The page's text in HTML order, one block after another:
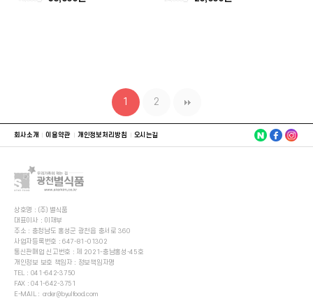
1 2
회사소개 이용약관 개인정보처리방침 오시는길
상호명 : (주) 별식품
대표이사 : 이재부
주소 : 충청남도 홍성군 광천읍 충서로 360
사업자등록번호 : 647-81-01302
통신판매업 신고번호 : 제 2021-충남홍성-45호
개인정보 보호 책임자 : 정보책임자명
TEL : 041-642-3750
FAX : 041-642-3751
E-MAIL : order@byulfood.com